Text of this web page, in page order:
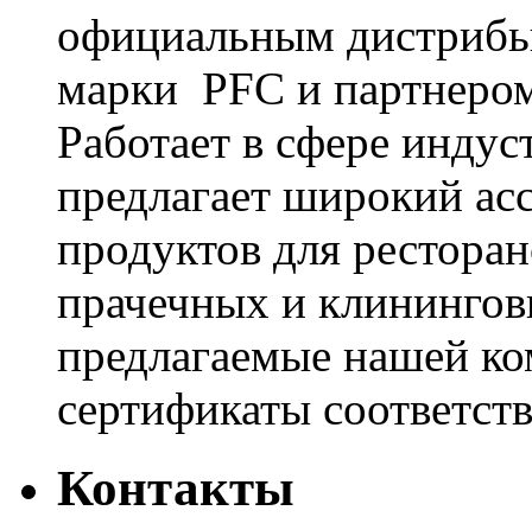
официальным
марки PFC и
Работает в сфере
предлагает широкий
продуктов для
прачечных и
предлагаемые нашей
сертификаты
Контакты